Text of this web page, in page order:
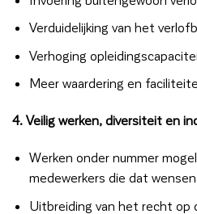
Verduidelijking van het
Verhoging
Meer waardering en
4. Veilig werken, diversiteit en
Werken onder nummer
medewerkers die dat
Uitbreiding van het recht op